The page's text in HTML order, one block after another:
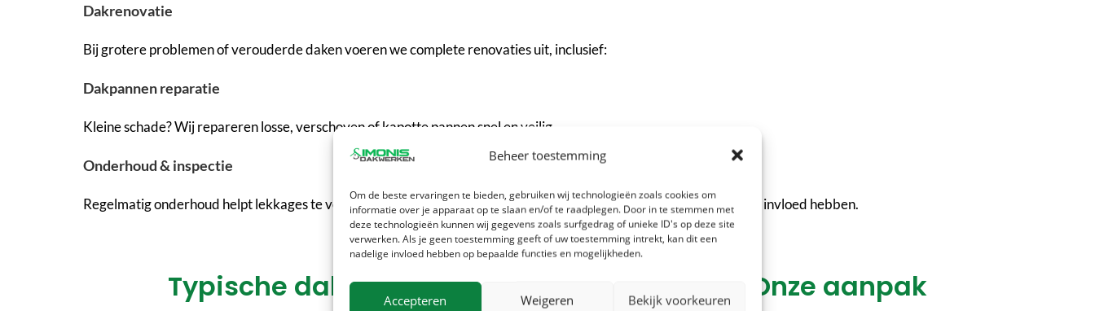
Beheer toestemming
Om de beste ervaringen te bieden, gebruiken wij technologieën zoals cookies om
informatie over je apparaat op te slaan en/of te raadplegen. Door in te stemmen met
deze technologieën kunnen wij gegevens zoals surfgedrag of unieke ID's op deze site
verwerken. Als je geen toestemming geeft of uw toestemming intrekt, kan dit een
nadelige invloed hebben op bepaalde functies en mogelijkheden.
Accepteren Weigeren Bekijk voorkeuren
Dakrenovatie
Bij grotere problemen of verouderde daken voeren we complete renovaties uit, inclusief:
Dakpannen reparatie
Kleine schade? Wij repareren losse, verschoven of kapotte pannen snel en veilig.
Onderhoud & inspectie
Regelmatig onderhoud helpt lekkages te voorkomen. Met name in Rotterdam, waar stormen en zeewind vaker hun invloed hebben.
Typische dakpannen daken in Rotterdam - Onze aanpak